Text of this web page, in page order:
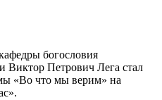
богословия
Виктор Петрович Лега стал
«Во что мы верим» на